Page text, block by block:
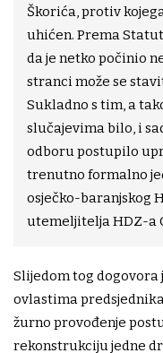
Škorića, protiv
uhićen. Prema
da je netko počinio
stranci može se
Sukladno s tim, a
slučajevima bilo, i
odboru postupilo
trenutno formalno
osječko-baranjskog
utemeljitelja HDZ-a
Slijedom tog dogovora
ovlastima
žurno provođenje
rekonstrukciju jedne